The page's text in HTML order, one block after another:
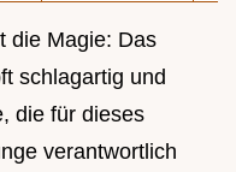
die Magie: Das
schlagartig und
die für dieses
verantwortlich